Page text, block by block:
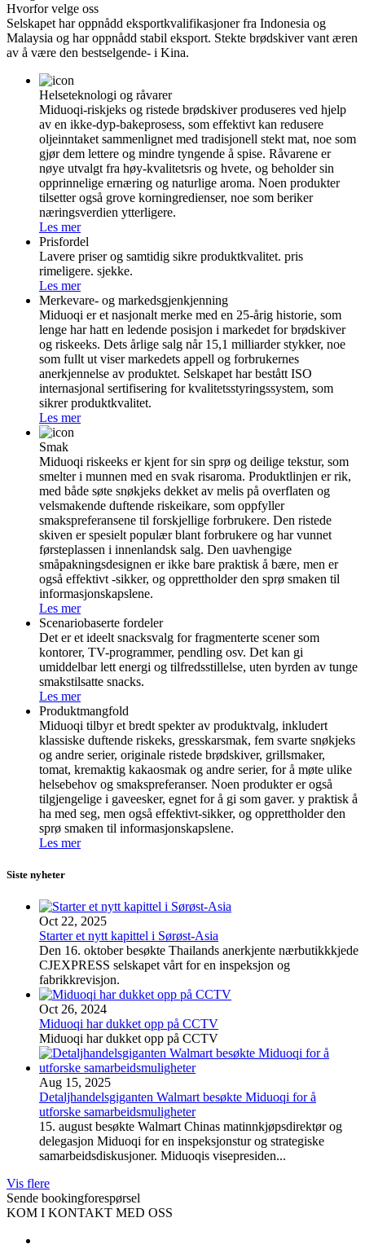
Hvorfor velge oss
Selskapet har oppnådd eksportkvalifikasjoner fra Indonesia og
Malaysia og har oppnådd stabil eksport. Stekte brødskiver vant æren
av å være den bestselgende- i Kina.
Helseteknologi og råvarer
Miduoqi-riskjeks og ristede brødskiver produseres ved hjelp
av en ikke-dyp-bakeprosess, som effektivt kan redusere
oljeinntaket sammenlignet med tradisjonell stekt mat, noe som
gjør dem lettere og mindre tyngende å spise. Råvarene er
nøye utvalgt fra høy-kvalitetsris og hvete, og beholder sin
opprinnelige ernæring og naturlige aroma. Noen produkter
tilsetter også grove korningredienser, noe som beriker
næringsverdien ytterligere.
Les mer
Prisfordel
Lavere priser og samtidig sikre produktkvalitet. pris
rimeligere. sjekke.
Les mer
Merkevare- og markedsgjenkjenning
Miduoqi er et nasjonalt merke med en 25-årig historie, som
lenge har hatt en ledende posisjon i markedet for brødskiver
og riskeeks. Dets årlige salg når 15,1 milliarder stykker, noe
som fullt ut viser markedets appell og forbrukernes
anerkjennelse av produktet. Selskapet har bestått ISO
internasjonal sertifisering for kvalitetsstyringssystem, som
sikrer produktkvalitet.
Les mer
Smak
Miduoqi riskeeks er kjent for sin sprø og deilige tekstur, som
smelter i munnen med en svak risaroma. Produktlinjen er rik,
med både søte snøkjeks dekket av melis på overflaten og
velsmakende duftende riskeikare, som oppfyller
smakspreferansene til forskjellige forbrukere. Den ristede
skiven er spesielt populær blant forbrukere og har vunnet
førsteplassen i innenlandsk salg. Den uavhengige
småpakningsdesignen er ikke bare praktisk å bære, men er
også effektivt -sikker, og opprettholder den sprø smaken til
informasjonskapslene.
Les mer
Scenariobaserte fordeler
Det er et ideelt snacksvalg for fragmenterte scener som
kontorer, TV-programmer, pendling osv. Det kan gi
umiddelbar lett energi og tilfredsstillelse, uten byrden av tunge
smakstilsatte snacks.
Les mer
Produktmangfold
Miduoqi tilbyr et bredt spekter av produktvalg, inkludert
klassiske duftende riskeks, gresskarsmak, fem svarte snøkjeks
og andre serier, originale ristede brødskiver, grillsmaker,
tomat, kremaktig kakaosmak og andre serier, for å møte ulike
helsebehov og smakspreferanser. Noen produkter er også
tilgjengelige i gaveesker, egnet for å gi som gaver. y praktisk å
ha med seg, men også effektivt-sikker, og opprettholder den
sprø smaken til informasjonskapslene.
Les mer
Siste nyheter
Oct 22, 2025
Starter et nytt kapittel i Sørøst-Asia
Den 16. oktober besøkte Thailands anerkjente nærbutikkkjede
CJEXPRESS selskapet vårt for en inspeksjon og
fabrikkrevisjon.
Oct 26, 2024
Miduoqi har dukket opp på CCTV
Miduoqi har dukket opp på CCTV
Aug 15, 2025
Detaljhandelsgiganten Walmart besøkte Miduoqi for å
utforske samarbeidsmuligheter
15. august besøkte Walmart Chinas matinnkjøpsdirektør og
delegasjon Miduoqi for en inspeksjonstur og strategiske
samarbeidsdiskusjoner. Miduoqis visepresiden...
Vis flere
Sende bookingforespørsel
KOM I KONTAKT MED OSS